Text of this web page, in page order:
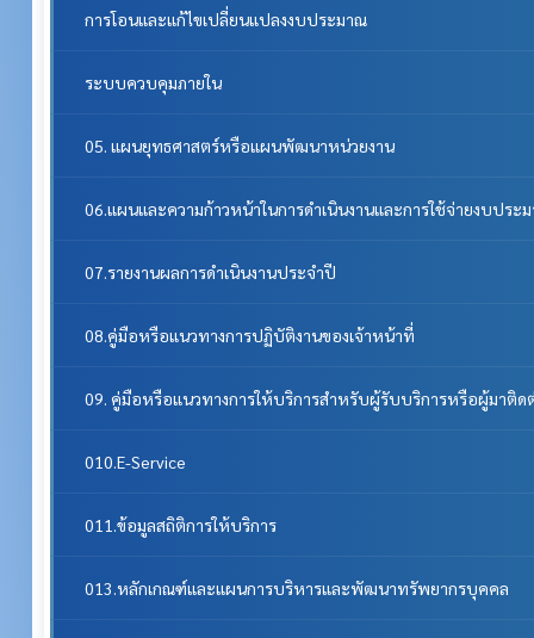
การโอนและแก้ไขเปลี่ยนแปลงงบประมาณ
ระบบควบคุมภายใน
05. แผนยุทธศาสตร์หรือแผนพัฒนาหน่วยงาน
06.แผนและความก้าวหน้าในการดำเนินงานและการใช้จ่ายงบปร
07.รายงานผลการดำเนินงานประจำปี
08.คู่มือหรือแนวทางการปฏิบัติงานของเจ้าหน้าที่
09. คู่มือหรือแนวทางการให้บริการสำหรับผู้รับบริการหรือผู้มาติด
010.E-Service
011.ข้อมูลสถิติการให้บริการ
013.หลักเกณฑ์และแผนการบริหารและพัฒนาทรัพยากรบุคคล